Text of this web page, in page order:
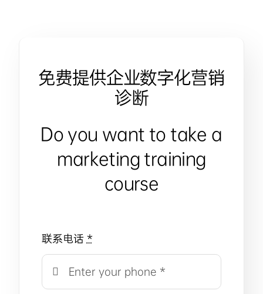
免费提供企业数字化营销
诊断
Do you want to take a
marketing training
course
联系电话*